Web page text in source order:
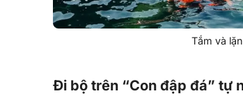
Tắm và
Đi bộ trên “Con đập đá” tự